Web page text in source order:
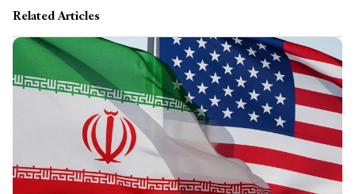
Related Articles